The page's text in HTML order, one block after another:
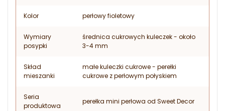
Kolor perłowy fioletowy
Wymiary
posypki
średnica cukrowych kuleczek - około
3-4 mm
Skład
mieszanki
małe kuleczki cukrowe - perełki
cukrowe z perłowym połyskiem
Seria
produktowa
perełka mini perłowa od Sweet Decor